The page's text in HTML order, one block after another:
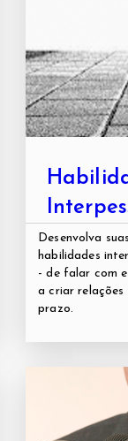
Desenvolva
habilidades
- de falar com
a criar relações
prazo.